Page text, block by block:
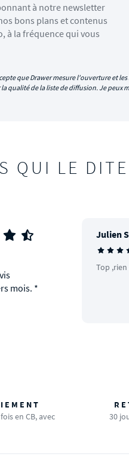
à notre newsletter
bons plans et contenus
à la fréquence qui vous
que Drawer mesure l'ouverture et
qualité de la liste de diffusion. Je peux
QUI LE
mois. *
Julien
Top
en CB, avec
30